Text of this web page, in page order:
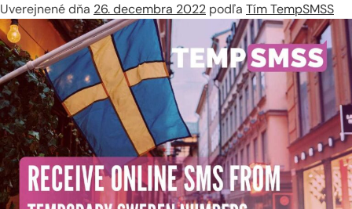
Uverejnené dňa 26. decembra 2022 podľa Tím TempSMSS